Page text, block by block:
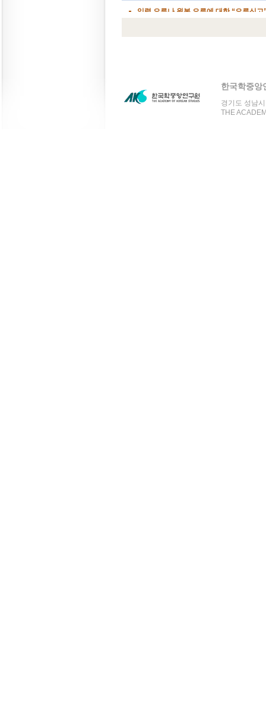
한국학중앙
경기도 성남
THE